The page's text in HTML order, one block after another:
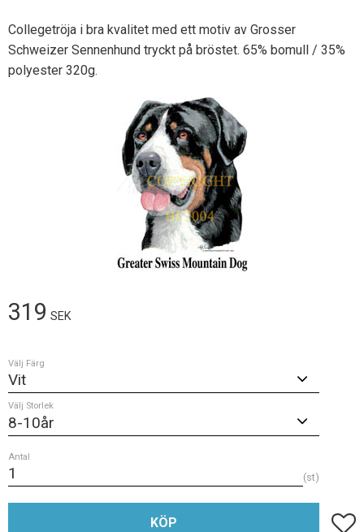
Collegetröja i bra kvalitet med ett motiv av Grosser
Schweizer Sennenhund tryckt på bröstet. 65% bomull / 35%
polyester 320g.
319 SEK
Välj Färg
Välj Storlek
Antal
st
KÖP Lägg